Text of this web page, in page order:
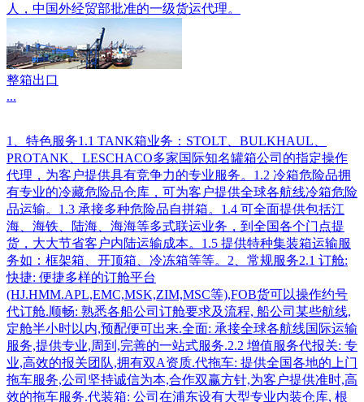
人，中国外经贸部批准的一级货运代理。
整箱出口
...
1、特色服务1.1 TANK箱业务：STOLT、BULKHAUL、
PROTANK、LESCHACO多家国际知名罐箱公司的指定操作
代理，为客户提供具有竞争力的专业服务。1.2 冷箱危险品拥
有专业的冷藏危险品仓库，可为客户提供全球各航线冷箱危险
品运输。1.3 承接多种危险品自拼箱。1.4 可全面提供包括江
海、海铁、陆海、海海等多式联运业务，到全国各个门点提
货，大大节省客户内陆运输成本。1.5 提供特种集装箱运输服
务如：框架箱、开顶箱、冷冻箱等等。2、常规服务2.1 订舱:
快捷: 便捷多样的订舱平台
(HJ.HMM.APL,EMC,MSK,ZIM,MSC等),FOB货可以操作约号
代订舱.顺畅: 熟悉各船公司订舱要求及流程, 船公司某些航线,
定舱半小时以内,预配便可出来.全面: 承接全球各航线国际运输
服务,提供专业,周到,完善的一站式服务.2.2 增值服务代报关: 专
业,高效的报关团队,拥有双A资质.代拖车: 提供全国各地的上门
拖车服务,公司坚持诚信为本,合作双赢方针,为客户提供准时,高
效的拖车服务.代装箱: 公司在浦东设有大型专业内装仓库, 根